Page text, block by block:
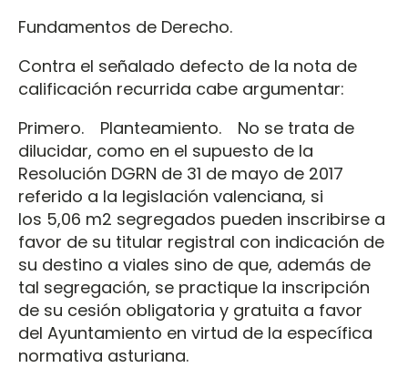
Fundamentos de Derecho.
Contra el señalado defecto de la nota de
calificación recurrida cabe argumentar:
Primero. Planteamiento. No se trata de
dilucidar, como en el supuesto de la
Resolución DGRN de 31 de mayo de 2017
referido a la legislación valenciana, si
los 5,06 m2 segregados pueden inscribirse a
favor de su titular registral con indicación de
su destino a viales sino de que, además de
tal segregación, se practique la inscripción
de su cesión obligatoria y gratuita a favor
del Ayuntamiento en virtud de la específica
normativa asturiana.